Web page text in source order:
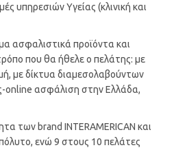
υπηρεσιών Υγείας (κλινική και
ασφαλιστικά προϊόντα και
που θα ήθελε ο πελάτης: με
με δίκτυα διαμεσολαβούντων
online ασφάλιση στην Ελλάδα,
των brand INTERAMERICAN και
ενώ 9 στους 10 πελάτες